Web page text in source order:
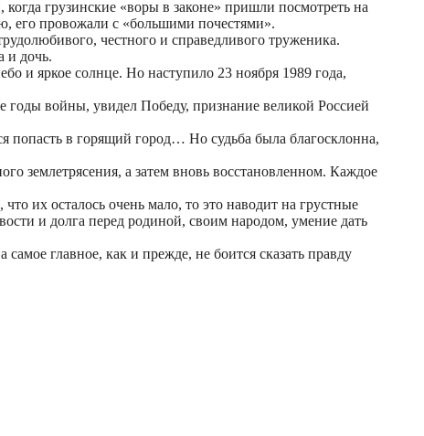
грузинские «воры в законе» пришли посмотреть на
его провожали с «большими почестями».
честного и справедливого труженика.
и дочь.
и яркое солнце. Но наступило 23 ноября 1989 года,
войны, увидел Победу, признание великой Россией
попасть в горящий город… Но судьба была благосклонна,
землетрясения, а затем вновь восстановленном. Каждое
их осталось очень мало, то это наводит на грустные
и долга перед родиной, своим народом, умение дать
главное, как и прежде, не боится сказать правду